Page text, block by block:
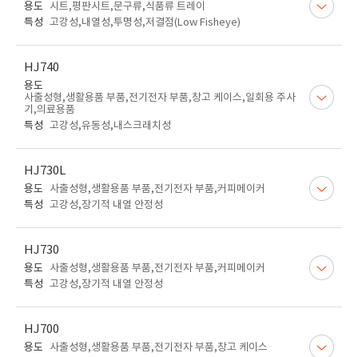
용도
시트,평판시트,문구류,식품류 트레이
특성 고강성,내열성,투명성,저결점(Low Fisheye)
HJ740
용도
사출성형,생활용품 부품,전기전자 부품,창고 케이스,일회용 주사
기,의료용품
특성 고강성,유동성,내스크래치성
HJ730L
용도
사출성형,생활용품 부품,전기전자 부품,커피메이커
특성 고강성,장기적 내열 안정성
HJ730
용도
사출성형,생활용품 부품,전기전자 부품,커피메이커
특성 고강성,장기적 내열 안정성
HJ700
용도
사출성형,생활용품 부품,전기전자 부품,창고 케이스